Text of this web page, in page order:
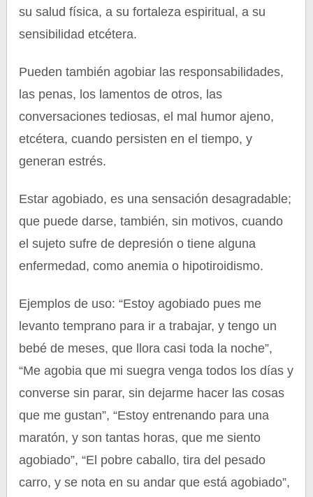
su salud física, a su fortaleza espiritual, a su
sensibilidad etcétera.
Pueden también agobiar las responsabilidades,
las penas, los lamentos de otros, las
conversaciones tediosas, el mal humor ajeno,
etcétera, cuando persisten en el tiempo, y
generan estrés.
Estar agobiado, es una sensación desagradable;
que puede darse, también, sin motivos, cuando
el sujeto sufre de depresión o tiene alguna
enfermedad, como anemia o hipotiroidismo.
Ejemplos de uso: “Estoy agobiado pues me
levanto temprano para ir a trabajar, y tengo un
bebé de meses, que llora casi toda la noche”,
“Me agobia que mi suegra venga todos los días y
converse sin parar, sin dejarme hacer las cosas
que me gustan”, “Estoy entrenando para una
maratón, y son tantas horas, que me siento
agobiado”, “El pobre caballo, tira del pesado
carro, y se nota en su andar que está agobiado”,